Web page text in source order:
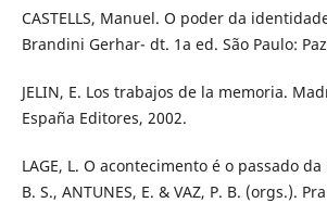
CASTELLS, Manuel. O poder da
Brandini Gerhar- dt. 1a ed. São Paulo:
JELIN, E. Los trabajos de la memoria.
España Editores, 2002.
LAGE, L. O acontecimento é o passado da
B. S., ANTUNES, E. & VAZ, P. B. (orgs.).